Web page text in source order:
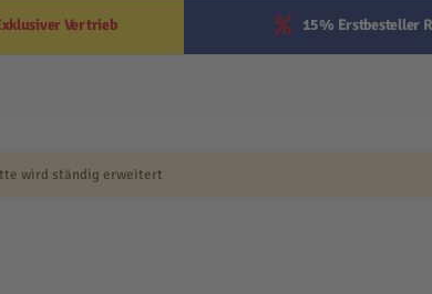
Vertrieb 15% Erstbesteller
wird ständig erweitert